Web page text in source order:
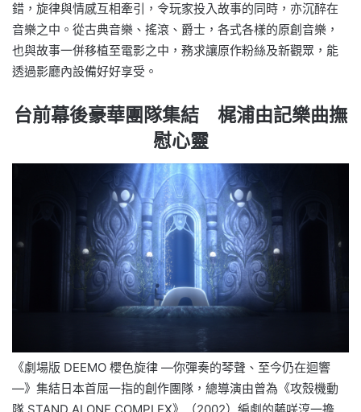
錯，旋律與情感互相牽引，令玩家投入故事的同時，亦沉醉在
音樂之中。從古典音樂、搖滾、爵士，各式各樣的原創音樂，
也與故事一併移植至電影之中，務求讓原作粉絲及新觀眾，能
透過影廳內設備好好享受。
台前幕後豪華團隊集結 梶浦由記樂曲撫
慰心靈
《劇場版 DEEMO 櫻色旋律 —你彈奏的琴聲、至今仍在迴響
—》集結日本首屈一指的創作團隊，總導演由曾為《攻殼機動